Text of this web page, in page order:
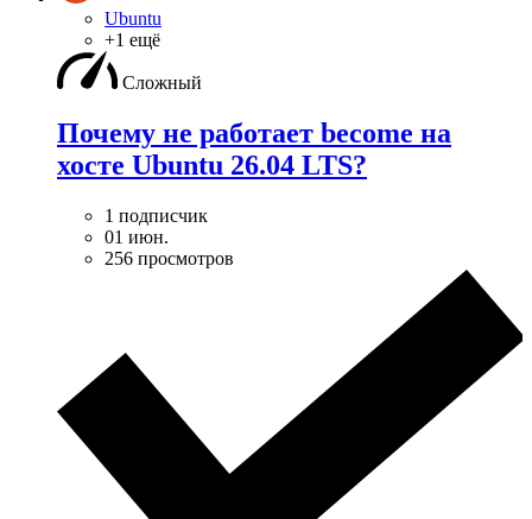
Ubuntu
+1 ещё
Сложный
Почему не работает become на
хосте Ubuntu 26.04 LTS?
1 подписчик
01 июн.
256 просмотров